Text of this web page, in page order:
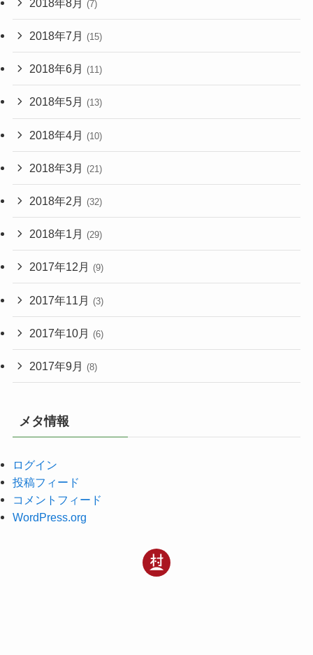
2018年8月 (7)
2018年7月 (15)
2018年6月 (11)
2018年5月 (13)
2018年4月 (10)
2018年3月 (21)
2018年2月 (32)
2018年1月 (29)
2017年12月 (9)
2017年11月 (3)
2017年10月 (6)
2017年9月 (8)
メタ情報
ログイン
投稿フィード
コメントフィード
WordPress.org